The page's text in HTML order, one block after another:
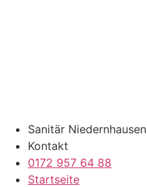
Sanitär Niedernhausen
Kontakt
0172 957 64 88
Startseite